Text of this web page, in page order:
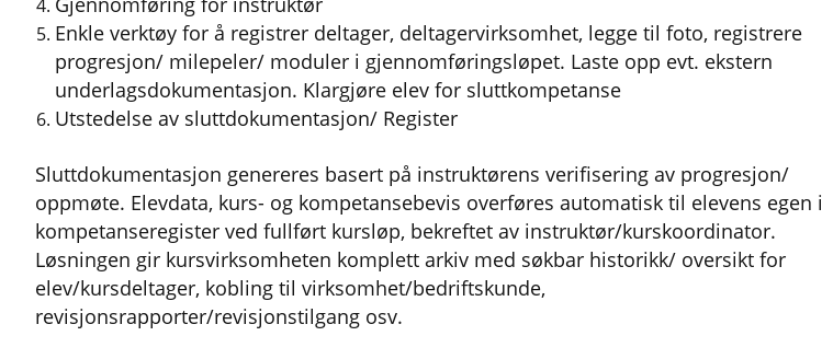
Enkle verktøy for å registrer deltager, deltagervirksomhet, legge til foto, registrere
progresjon/ milepeler/ moduler i gjennomføringsløpet. Laste opp evt. ekstern
underlagsdokumentasjon. Klargjøre elev for sluttkompetanse
Utstedelse av sluttdokumentasjon/ Register
Sluttdokumentasjon genereres basert på instruktørens verifisering av progresjon/
oppmøte. Elevdata, kurs- og kompetansebevis overføres automatisk til elevens egen i
kompetanseregister ved fullført kursløp, bekreftet av instruktør/kurskoordinator.
Løsningen gir kursvirksomheten komplett arkiv med søkbar historikk/ oversikt for
elev/kursdeltager, kobling til virksomhet/bedriftskunde,
revisjonsrapporter/revisjonstilgang osv.